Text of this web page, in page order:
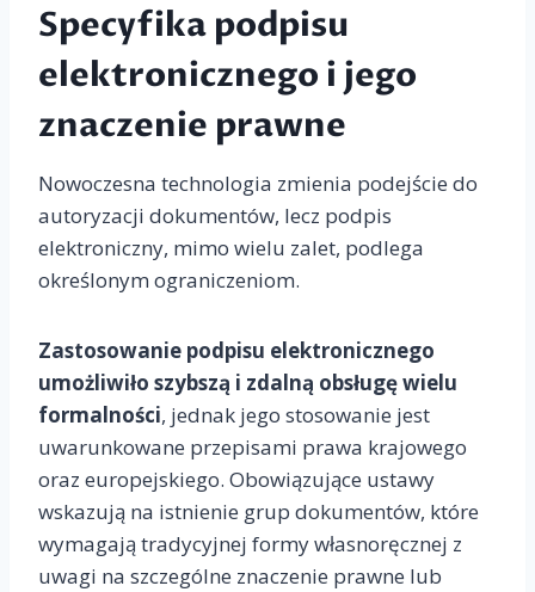
Specyfika podpisu
elektronicznego i jego
znaczenie prawne
Nowoczesna technologia zmienia podejście do
autoryzacji dokumentów, lecz podpis
elektroniczny, mimo wielu zalet, podlega
określonym ograniczeniom.
Zastosowanie podpisu elektronicznego
umożliwiło szybszą i zdalną obsługę wielu
formalności, jednak jego stosowanie jest
uwarunkowane przepisami prawa krajowego
oraz europejskiego. Obowiązujące ustawy
wskazują na istnienie grup dokumentów, które
wymagają tradycyjnej formy własnoręcznej z
uwagi na szczególne znaczenie prawne lub